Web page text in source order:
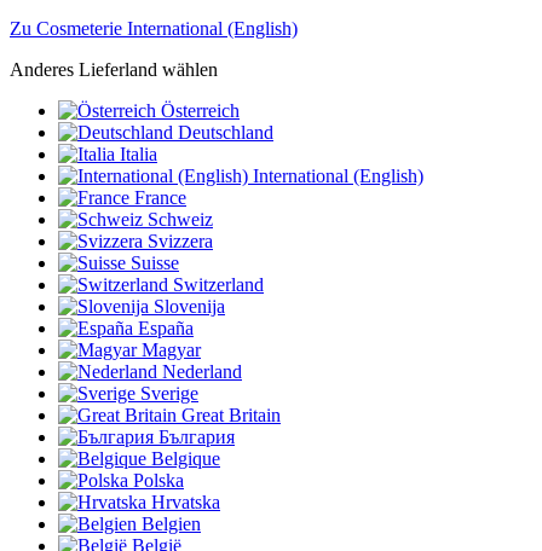
Zu Cosmeterie International (English)
Anderes Lieferland wählen
Österreich
Deutschland
Italia
International (English)
France
Schweiz
Svizzera
Suisse
Switzerland
Slovenija
España
Magyar
Nederland
Sverige
Great Britain
България
Belgique
Polska
Hrvatska
Belgien
België